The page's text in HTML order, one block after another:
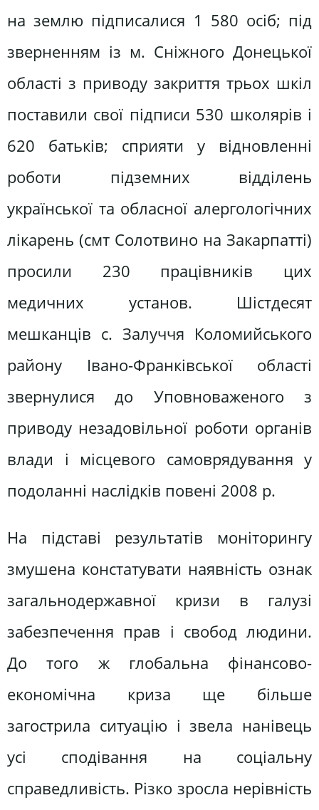
на землю підписалися 1 580 осіб; під
зверненням із м. Сніжного Донецької
області з приводу закриття трьох шкіл
поставили свої підписи 530 школярів і
620 батьків; сприяти у відновленні
роботи підземних відділень
української та обласної алергологічних
лікарень (смт Солотвино на Закарпатті)
просили 230 працівників цих
медичних установ. Шістдесят
мешканців с. Залуччя Коломийського
району Івано-Франківської області
звернулися до Уповноваженого з
приводу незадовільної роботи органів
влади і місцевого самоврядування у
подоланні наслідків повені 2008 р.
На підставі результатів моніторингу
змушена констатувати наявність ознак
загальнодержавної кризи в галузі
забезпечення прав і свобод людини.
До того ж глобальна фінансово-
економічна криза ще більше
загострила ситуацію і звела нанівець
усі сподівання на соціальну
справедливість. Різко зросла нерівність